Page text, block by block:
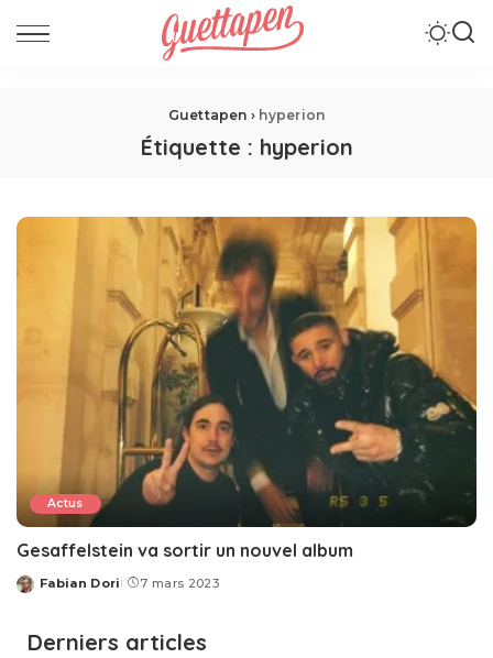
Guettapen › hyperion
Étiquette : hyperion
Actus
Gesaffelstein va sortir un nouvel album
Posted
Fabian Dori 7 mars 2023
Derniers articles